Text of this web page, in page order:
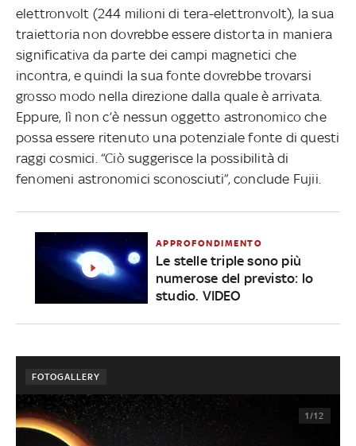
elettronvolt (244 milioni di tera-elettronvolt), la sua
traiettoria non dovrebbe essere distorta in maniera
significativa da parte dei campi magnetici che
incontra, e quindi la sua fonte dovrebbe trovarsi
grosso modo nella direzione dalla quale è arrivata.
Eppure, lì non c’è nessun oggetto astronomico che
possa essere ritenuto una potenziale fonte di questi
raggi cosmici. “Ciò suggerisce la possibilità di
fenomeni astronomici sconosciuti”, conclude Fujii.
APPROFONDIMENTO
Le stelle triple sono più
numerose del previsto: lo
studio. VIDEO
FOTOGALLERY
1/12